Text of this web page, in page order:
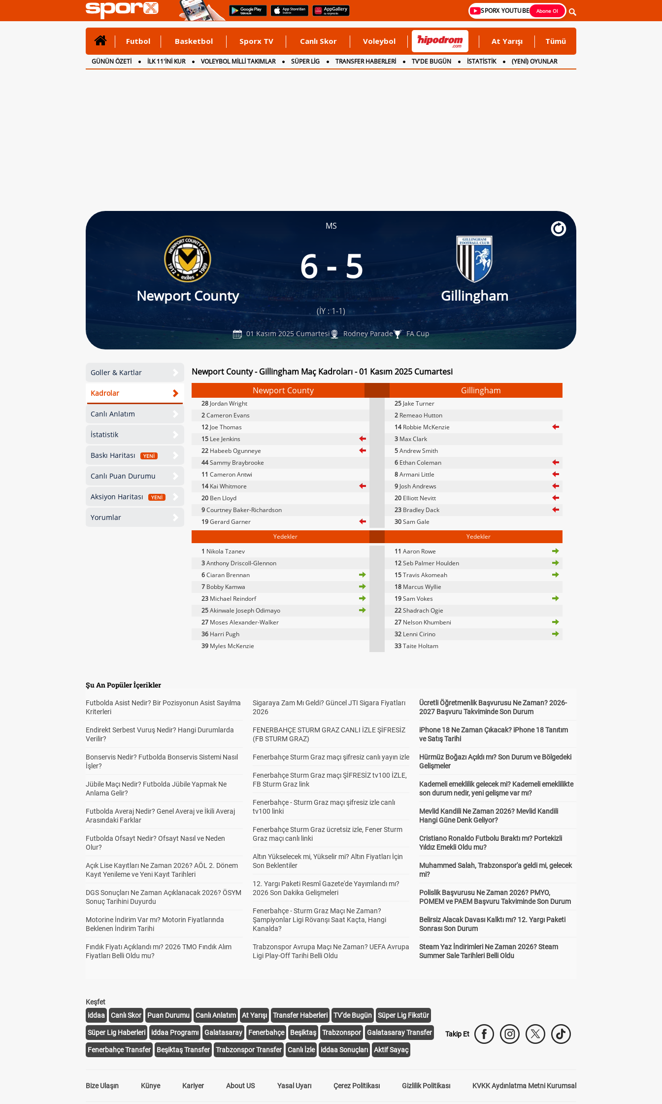
SPORX YOUTUBE Abone Ol
Futbol Basketbol Sporx TV Canlı Skor Voleybol At Yarışı Tümü
GÜNÜN ÖZETİ İLK 11'İNİ KUR VOLEYBOL MİLLİ TAKIMLAR SÜPER LİG TRANSFER HABERLERİ TV'DE BUGÜN İSTATİSTİK
(YENİ) OYUNLAR
CANLI ANLATIM
İNGİLTERE
MS
Newport County
6 - 5
Gillingham
(İY : 1-1)
01 Kasım 2025 Cumartesi Rodney Parade FA Cup
Goller & Kartlar
Kadrolar
Canlı Anlatım
İstatistik
Baskı Haritası YENİ
Canlı Puan Durumu
Aksiyon Haritası YENİ
Yorumlar
Newport County - Gillingham Maç Kadroları - 01 Kasım 2025 Cumartesi
Newport County
Gillingham
28 Jordan Wright 25 Jake Turner
2Cameron Evans 2 Remeao Hutton
12 Joe Thomas 14 Robbie McKenzie
15 Lee Jenkins 3 Max Clark
22 Habeeb Ogunneye 5Andrew Smith
44Sammy Braybrooke 6 Ethan Coleman
11 Cameron Antwi 8Armani Little
14 Kai Whitmore 9 Josh Andrews
20 Ben Lloyd 20 Elliott Nevitt
9Courtney Baker-Richardson 23 Bradley Dack
19Gerard Garner 30Sam Gale
Yedekler
Yedekler
1 Nikola Tzanev 11 Aaron Rowe
3Anthony Driscoll-Glennon 12Seb Palmer Houlden
6Ciaran Brennan 15Travis Akomeah
7 Bobby Kamwa 18 Marcus Wyllie
23 Michael Reindorf 19Sam Vokes
25Akinwale Joseph Odimayo 22Shadrach Ogie
27 Moses Alexander-Walker 27 Nelson Khumbeni
36 Harri Pugh 32 Lenni Cirino
39 Myles McKenzie 33Taite Holtam
Şu An Popüler İçerikler
Futbolda Asist Nedir? Bir Pozisyonun Asist Sayılma
Kriterleri
Endirekt Serbest Vuruş Nedir? Hangi Durumlarda
Verilir?
Bonservis Nedir? Futbolda Bonservis Sistemi Nasıl
İşler?
Jübile Maçı Nedir? Futbolda Jübile Yapmak Ne
Anlama Gelir?
Futbolda Averaj Nedir? Genel Averaj ve İkili Averaj
Arasındaki Farklar
Futbolda Ofsayt Nedir? Ofsayt Nasıl ve Neden
Olur?
Açık Lise Kayıtları Ne Zaman 2026? AÖL 2. Dönem
Kayıt Yenileme ve Yeni Kayıt Tarihleri
DGS Sonuçları Ne Zaman Açıklanacak 2026? ÖSYM
Sonuç Tarihini Duyurdu
Motorine İndirim Var mı? Motorin Fiyatlarında
Beklenen İndirim Tarihi
Fındık Fiyatı Açıklandı mı? 2026 TMO Fındık Alım
Fiyatları Belli Oldu mu?
Sigaraya Zam Mı Geldi? Güncel JTI Sigara Fiyatları
2026
FENERBAHÇE STURM GRAZ CANLI İZLE ŞİFRESİZ
(FB STURM GRAZ)
Fenerbahçe Sturm Graz maçı şifresiz canlı yayın izle
Fenerbahçe Sturm Graz maçı ŞİFRESİZ tv100 İZLE,
FB Sturm Graz link
Fenerbahçe - Sturm Graz maçı şifresiz izle canlı
tv100 linki
Fenerbahçe Sturm Graz ücretsiz izle, Fener Sturm
Graz maçı canlı linki
Altın Yükselecek mi, Yükselir mi? Altın Fiyatları İçin
Son Beklentiler
12. Yargı Paketi Resmî Gazete'de Yayımlandı mı?
2026 Son Dakika Gelişmeleri
Fenerbahçe - Sturm Graz Maçı Ne Zaman?
Şampiyonlar Ligi Rövanşı Saat Kaçta, Hangi
Kanalda?
Trabzonspor Avrupa Maçı Ne Zaman? UEFA Avrupa
Ligi Play-Off Tarihi Belli Oldu
Ücretli Öğretmenlik Başvurusu Ne Zaman? 2026-
2027 Başvuru Takviminde Son Durum
iPhone 18 Ne Zaman Çıkacak? iPhone 18 Tanıtım
ve Satış Tarihi
Hürmüz Boğazı Açıldı mı? Son Durum ve Bölgedeki
Gelişmeler
Kademeli emeklilik gelecek mi? Kademeli emeklilikte
son durum nedir, yeni gelişme var mı?
Mevlid Kandili Ne Zaman 2026? Mevlid Kandili
Hangi Güne Denk Geliyor?
Cristiano Ronaldo Futbolu Bıraktı mı? Portekizli
Yıldız Emekli Oldu mu?
Muhammed Salah, Trabzonspor'a geldi mi, gelecek
mi?
Polislik Başvurusu Ne Zaman 2026? PMYO,
POMEM ve PAEM Başvuru Takviminde Son Durum
Belirsiz Alacak Davası Kalktı mı? 12. Yargı Paketi
Sonrası Son Durum
Steam Yaz İndirimleri Ne Zaman 2026? Steam
Summer Sale Tarihleri Belli Oldu
Keşfet
iddaa
Canlı Skor Puan Durumu Canlı Anlatım At Yarışı Transfer Haberleri TV'de Bugün Süper Lig Fikstür
Süper Lig Haberleri iddaa Programı Galatasaray Fenerbahçe Beşiktaş Trabzonspor Galatasaray Transfer
Fenerbahçe Transfer Beşiktaş Transfer Trabzonspor Transfer Canlı İzle iddaa Sonuçları Aktif Sayaç
Takip Et
Bize Ulaşın Künye Kariyer About US Yasal Uyarı Çerez Politikası Gizlilik Politikası KVKK Aydınlatma Metni Kurumsal